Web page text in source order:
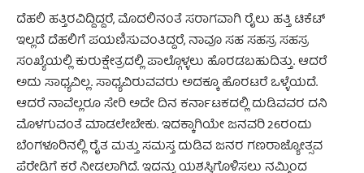
ದೆಹಲಿ ಹತ್ತಿರವಿದ್ದಿದ್ದರೆ, ಮೊದಲಿನಂತೆ ಸರಾಗವಾಗಿ ರೈಲು ಹತ್ತಿ ಟಿಕೆಟ್
ಇಲ್ಲದೆ ದೆಹಲಿಗೆ ಪಯಣಿಸುವಂತಿದ್ದರೆ, ನಾವೂ ಸಹ ಸಹಸ್ರ ಸಹಸ್ರ
ಸಂಖ್ಯೆಯಲ್ಲಿ ಕುರುಕ್ಷೇತ್ರದಲ್ಲಿ ಪಾಲ್ಗೊಳ್ಳಲು ಹೊರಡಬಹುದಿತ್ತು. ಆದರೆ
ಅದು ಸಾಧ್ಯವಿಲ್ಲ. ಸಾಧ್ಯವಿರುವವರು ಅದಕ್ಕೂ ಹೊರಟರೆ ಒಳ್ಳೆಯದೆ.
ಆದರೆ ನಾವೆಲ್ಲರೂ ಸೇರಿ ಅದೇ ದಿನ ಕರ್ನಾಟಕದಲ್ಲಿ ದುಡಿವವರ ದನಿ
ಮೊಳಗುವಂತೆ ಮಾಡಲೇಬೇಕು. ಇದಕ್ಕಾಗಿಯೇ ಜನವರಿ 26ರಂದು
ಬೆಂಗಳೂರಿನಲ್ಲಿ ರೈತ ಮತ್ತು ಸಮಸ್ತ ದುಡಿವ ಜನರ ಗಣರಾಜ್ಯೋತ್ಸವ
ಪೆರೇಡಿಗೆ ಕರೆ ನೀಡಲಾಗಿದೆ. ಇದನ್ನು ಯಶಸ್ವಿಗೊಳಿಸಲು ನಮ್ಮಿಂದ